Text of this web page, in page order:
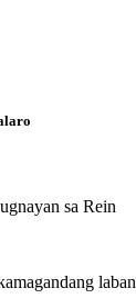
sa Rein
laban